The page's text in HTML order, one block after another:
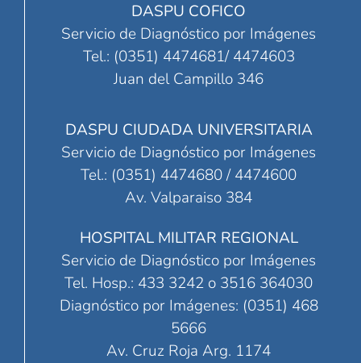
DASPU COFICO
Servicio de Diagnóstico por Imágenes
Tel.: (0351) 4474681/ 4474603
Juan del Campillo 346
DASPU CIUDADA UNIVERSITARIA
Servicio de Diagnóstico por Imágenes
Tel.: (0351) 4474680 / 4474600
Av. Valparaiso 384
HOSPITAL MILITAR REGIONAL
Servicio de Diagnóstico por Imágenes
Tel. Hosp.: 433 3242 o 3516 364030
Diagnóstico por Imágenes: (0351) 468
5666
Av. Cruz Roja Arg. 1174